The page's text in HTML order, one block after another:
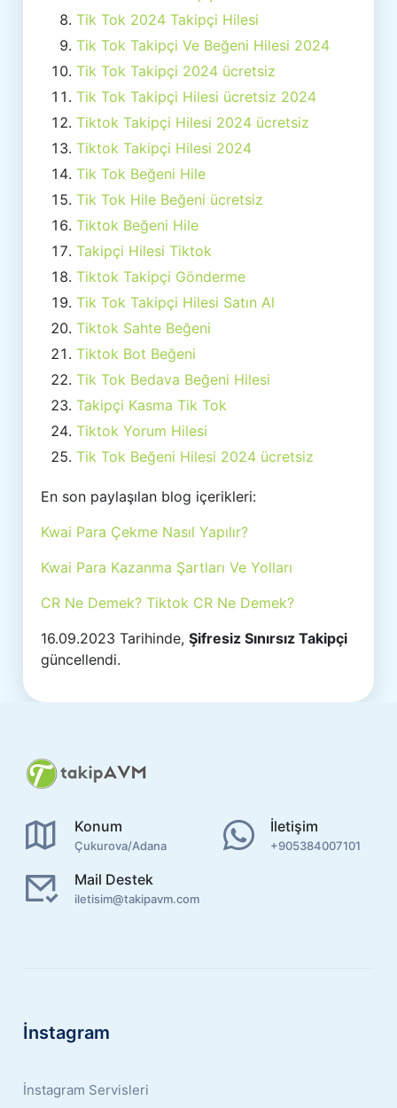
Tik Tok 2024 Takipçi Hilesi
Tik Tok Takipçi Ve Beğeni Hilesi 2024
Tik Tok Takipçi 2024 ücretsiz
Tik Tok Takipçi Hilesi ücretsiz 2024
Tiktok Takipçi Hilesi 2024 ücretsiz
Tiktok Takipçi Hilesi 2024
Tik Tok Beğeni Hile
Tik Tok Hile Beğeni ücretsiz
Tiktok Beğeni Hile
Takipçi Hilesi Tiktok
Tiktok Takipçi Gönderme
Tik Tok Takipçi Hilesi Satın Al
Tiktok Sahte Beğeni
Tiktok Bot Beğeni
Tik Tok Bedava Beğeni Hilesi
Takipçi Kasma Tik Tok
Tiktok Yorum Hilesi
Tik Tok Beğeni Hilesi 2024 ücretsiz
En son paylaşılan blog içerikleri:
Kwai Para Çekme Nasıl Yapılır?
Kwai Para Kazanma Şartları Ve Yolları
CR Ne Demek? Tiktok CR Ne Demek?
16.09.2023 Tarihinde,Şifresiz Sınırsız Takipçi
güncellendi.
Konum
Çukurova/Adana
İletişim
+905384007101
Mail Destek
iletisim@takipavm.com
İnstagram
İnstagram Servisleri